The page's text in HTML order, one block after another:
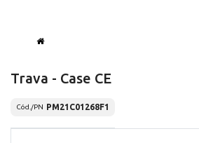
Trava - Case CE
Cód./PN PM21C01268F1